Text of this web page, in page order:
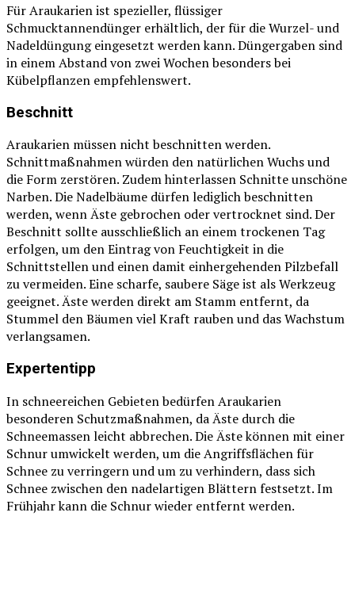
Für Araukarien ist spezieller, flüssiger
Schmucktannendünger erhältlich, der für die Wurzel- und
Nadeldüngung eingesetzt werden kann. Düngergaben sind
in einem Abstand von zwei Wochen besonders bei
Kübelpflanzen empfehlenswert.
Beschnitt
Araukarien müssen nicht beschnitten werden.
Schnittmaßnahmen würden den natürlichen Wuchs und
die Form zerstören. Zudem hinterlassen Schnitte unschöne
Narben. Die Nadelbäume dürfen lediglich beschnitten
werden, wenn Äste gebrochen oder vertrocknet sind. Der
Beschnitt sollte ausschließlich an einem trockenen Tag
erfolgen, um den Eintrag von Feuchtigkeit in die
Schnittstellen und einen damit einhergehenden Pilzbefall
zu vermeiden. Eine scharfe, saubere Säge ist als Werkzeug
geeignet. Äste werden direkt am Stamm entfernt, da
Stummel den Bäumen viel Kraft rauben und das Wachstum
verlangsamen.
Expertentipp
In schneereichen Gebieten bedürfen Araukarien
besonderen Schutzmaßnahmen, da Äste durch die
Schneemassen leicht abbrechen. Die Äste können mit einer
Schnur umwickelt werden, um die Angriffsflächen für
Schnee zu verringern und um zu verhindern, dass sich
Schnee zwischen den nadelartigen Blättern festsetzt. Im
Frühjahr kann die Schnur wieder entfernt werden.